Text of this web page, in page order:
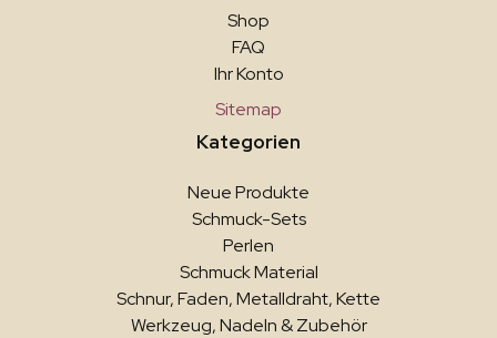
Shop
FAQ
Ihr Konto
Sitemap
Kategorien
Neue Produkte
Schmuck-Sets
Perlen
Schmuck Material
Schnur, Faden, Metalldraht, Kette
Werkzeug, Nadeln & Zubehör